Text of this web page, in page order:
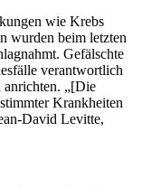
wie Krebs
wurden beim letzten
Gefälschte
verantwortlich
anrichten. „[Die
Krankheiten
David Levitte,